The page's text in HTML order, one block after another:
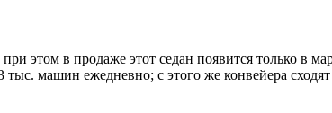
этом в продаже этот седан появится только в
машин ежедневно; с этого же конвейера